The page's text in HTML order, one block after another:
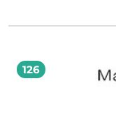
замовчували зради
тілесності,
126